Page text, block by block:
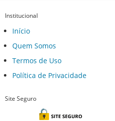
Institucional
Início
Quem Somos
Termos de Uso
Política de Privacidade
Site Seguro